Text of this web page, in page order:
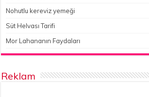
Nohutlu kereviz yemeği
Süt Helvası Tarifi
Mor Lahananın Faydaları
Reklam